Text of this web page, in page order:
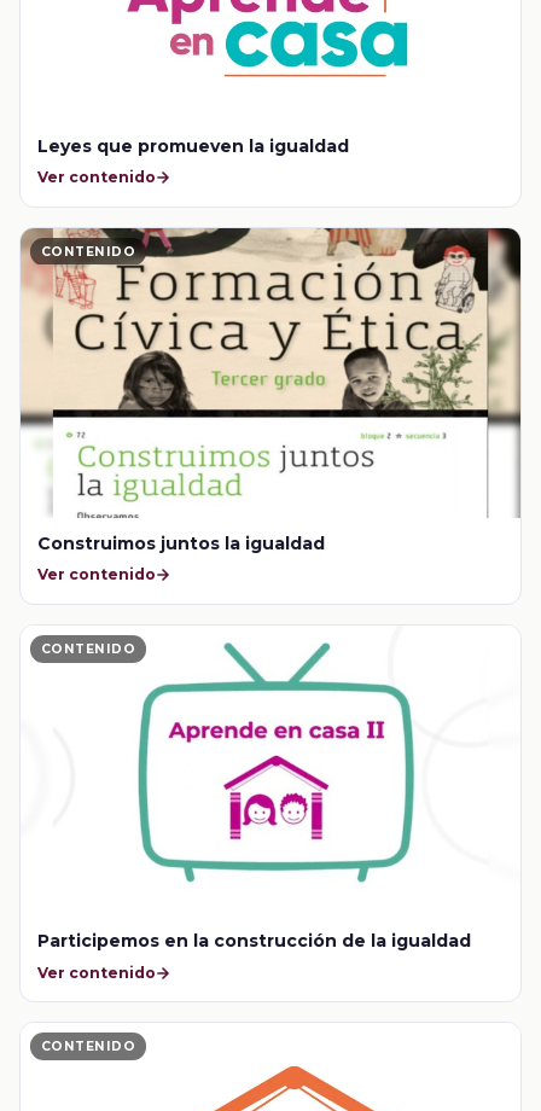
Leyes que promueven la igualdad
Ver contenido
CONTENIDO
Construimos juntos la igualdad
Ver contenido
CONTENIDO
Participemos en la construcción de la igualdad
Ver contenido
CONTENIDO